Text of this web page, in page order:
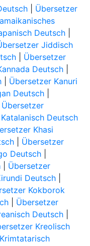
| Übersetzer
Deutsch|
Jiddisch
| Übersetzer
Deutsch|
| Übersetzer Kanuri
Deutsch|
Übersetzer
Deutsch
Khasi
| Übersetzer
Deutsch|
| Übersetzer
Deutsch|
Kokborok
| Übersetzer
Deutsch|
Kreolisch